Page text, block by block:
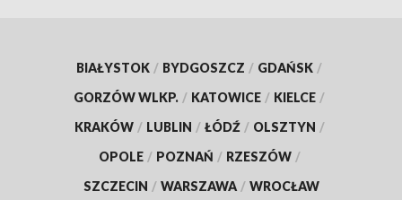
BIAŁYSTOK / BYDGOSZCZ / GDAŃSK /
GORZÓW WLKP. / KATOWICE / KIELCE /
KRAKÓW / LUBLIN / ŁÓDŹ / OLSZTYN /
OPOLE / POZNAŃ / RZESZÓW /
SZCZECIN / WARSZAWA / WROCŁAW